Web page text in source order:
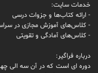
خدمات سایت:
- ارائه کتاب‌ها و جزوات درسی
- کلاس‌های آموزش مجازی در
- کلاس‌های آمادگی و تقویتی
درباره فراگیر:
دوره ای است که در آن سه الی